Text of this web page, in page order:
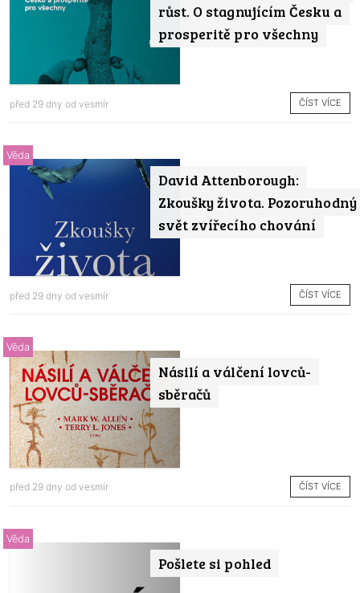
růst. O stagnujícím Česku a
prosperitě pro všechny
před 29 dny od vesmír ČÍST VÍCE
David Attenborough:
Zkoušky života. Pozoruhodný
svět zvířecího chování
Věda
před 29 dny od vesmír ČÍST VÍCE
Násilí a válčení lovců-
sběračů
Věda
před 29 dny od vesmír ČÍST VÍCE
Pošlete si pohled
Věda